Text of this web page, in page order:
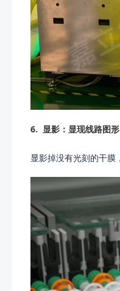
6. 显影：显现线路图形
显影掉没有光刻的干膜